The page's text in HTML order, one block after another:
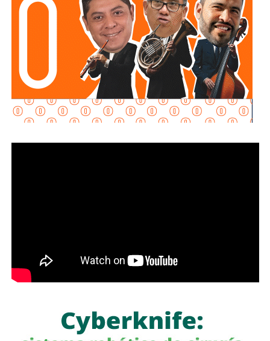
familias potosinas.
Defensa Nacional mediante la aplicación del Plan DN-III-E,